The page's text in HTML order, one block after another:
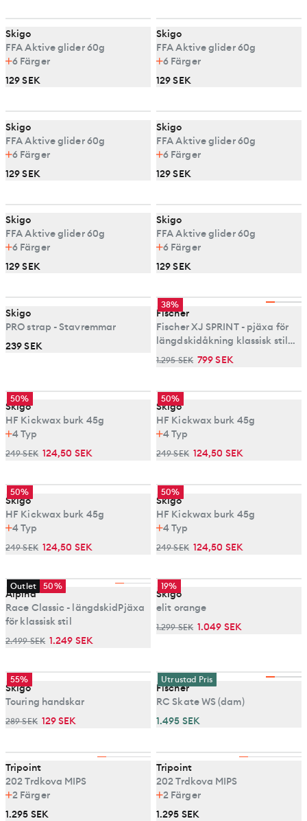
Skigo
FFA Aktive glider 60g
6 Färger
129 SEK
Skigo
FFA Aktive glider 60g
6 Färger
129 SEK
Skigo
FFA Aktive glider 60g
6 Färger
129 SEK
Skigo
FFA Aktive glider 60g
6 Färger
129 SEK
Skigo
FFA Aktive glider 60g
6 Färger
129 SEK
Skigo
FFA Aktive glider 60g
6 Färger
129 SEK
Skigo
PRO strap - Stavremmar
239 SEK
38%
Fischer
Fischer XJ SPRINT - pjäxa för
längdskidåkning klassisk stil
1.295 SEK 799 SEK
50%
Skigo
HF Kickwax burk 45g
4Typ
249 SEK 124,50 SEK
50%
Skigo
HF Kickwax burk 45g
4Typ
249 SEK 124,50 SEK
50%
Skigo
HF Kickwax burk 45g
4Typ
249 SEK 124,50 SEK
50%
Skigo
HF Kickwax burk 45g
4Typ
249 SEK 124,50 SEK
Outlet 50%
Alpina
Race Classic - längdskidPjäxa
för klassisk stil
2.499 SEK 1.249 SEK
19%
Skigo
elit orange
1.299 SEK 1.049 SEK
55%
Skigo
Touring handskar
289 SEK 129 SEK
Utrustad Pris
Fischer
RC Skate WS (dam)
1.495 SEK
Tripoint
202 Trdkova MIPS
2 Färger
1.295 SEK
Tripoint
202 Trdkova MIPS
2 Färger
1.295 SEK